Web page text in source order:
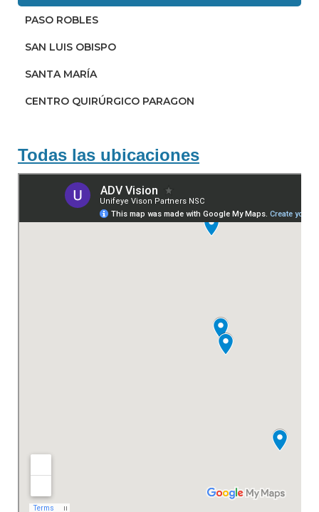
PASO ROBLES
SAN LUIS OBISPO
SANTA MARÍA
CENTRO QUIRÚRGICO PARAGON
Todas las ubicaciones